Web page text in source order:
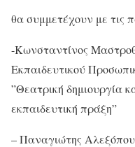
θα συμμετέχουν με τις
-Κωνσταντίνος
Εκπαιδευτικού
”Θεατρική δημιουργία
εκπαιδευτική πράξη”
– Παναγιώτης